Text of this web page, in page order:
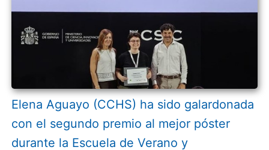
Elena Aguayo (CCHS) ha sido galardonada
con el segundo premio al mejor póster
durante la Escuela de Verano y